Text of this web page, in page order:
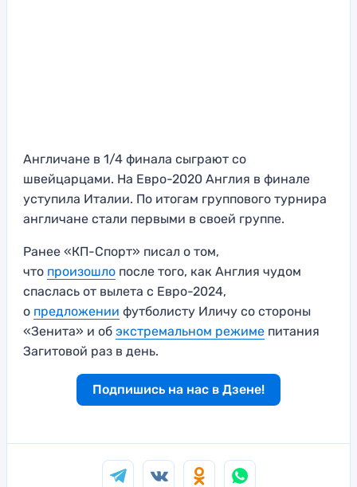
Англичане в 1/4 финала сыграют со
швейцарцами. На Евро-2020 Англия в финале
уступила Италии. По итогам группового турнира
англичане стали первыми в своей группе.
Ранее «КП-Спорт» писал о том,
что произошло после того, как Англия чудом
спаслась от вылета с Евро-2024,
о предложении футболисту Иличу со стороны
«Зенита» и об экстремальном режиме питания
Загитовой раз в день.
Подпишись на нас в Дзене!